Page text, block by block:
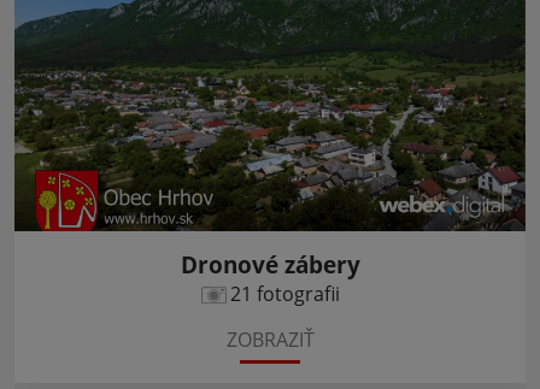
Dronové zábery
21 fotografii
ZOBRAZIŤ